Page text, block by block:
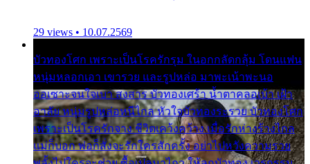
29 views • 10.07.2569
บัวทองโศก เพราะเป็นโรครักรุม ในอกกลัดกลุ้ม โดนแฟน
หนุ่มหลอกเอา เขารวย และรูปหล่อ มาพะเน้าพะนอ
ออเซาะจนใจเบา สงสาร บัวทองเศร้า น้ำตาคลอเบ้า เฝ้า
อาลัย หนุ่มรูปหล่อหนีไกล หัวใจบัวทองระรวย บัวทองโศก
เพราะเป็นโรครักจาง ชีวิตเคว้งคว้าง เมื่อรักห่างร้างไกล
แม่ก็บอก พ่อก็สั่งจะรักใครสักครั้ง อย่าไปหวังความรวย